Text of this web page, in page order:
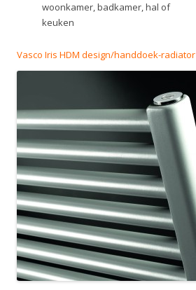
woonkamer, badkamer, hal of
keuken
Vasco Iris HDM design/handdoek-radiator